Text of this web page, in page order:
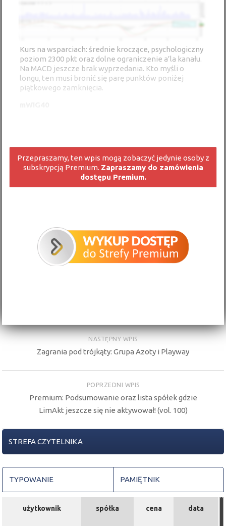
Kurs na wsparciach: średnie kroczące, psychologiczny
poziom 2300 pkt oraz dolne ograniczenie a’la kanału.
Na MACD jeszcze brak wyprzedania. Kto myśli o
longu, ten musi bronić się parę punktów poniżej
piątkowego zamknięcia.
Przepraszamy, ten wpis mogą zobaczyć jedynie osoby z
subskrypcją Premium. Zapraszamy do zamówienia
dostępu Premium.
NASTĘPNY WPIS
Zagrania pod trójkąty: Grupa Azoty i Playway
POPRZEDNI WPIS
Premium: Podsumowanie oraz lista spółek gdzie
LimAkt jeszcze się nie aktywował! (vol. 100)
STREFA CZYTELNIKA
TYPOWANIE PAMIĘTNIK
użytkownik spółka cena data